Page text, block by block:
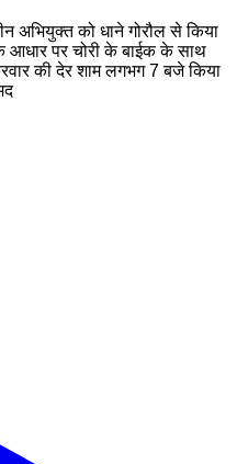
अभियुक्त को धाने गोरौल से किया
आधार पर चोरी के बाईक के साथ
की देर शाम लगभग 7 बजे किया